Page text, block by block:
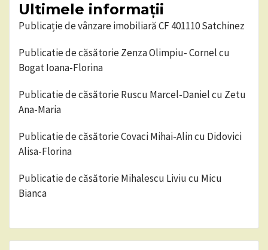
Ultimele informații
Publicație de vânzare imobiliară CF 401110 Satchinez
Publicatie de căsătorie Zenza Olimpiu- Cornel cu
Bogat Ioana-Florina
Publicatie de căsătorie Ruscu Marcel-Daniel cu Zetu
Ana-Maria
Publicatie de căsătorie Covaci Mihai-Alin cu Didovici
Alisa-Florina
Publicatie de căsătorie Mihalescu Liviu cu Micu
Bianca